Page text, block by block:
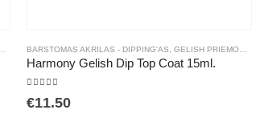
MANIKIŪRAS,PAPILD. PRIEMONĖS
BARSTOMAS AKRILAS - DIPPING'AS GELISH PRIEMONĖS
Harmony Gelish Dip Top Coat 15ml.
€11.50